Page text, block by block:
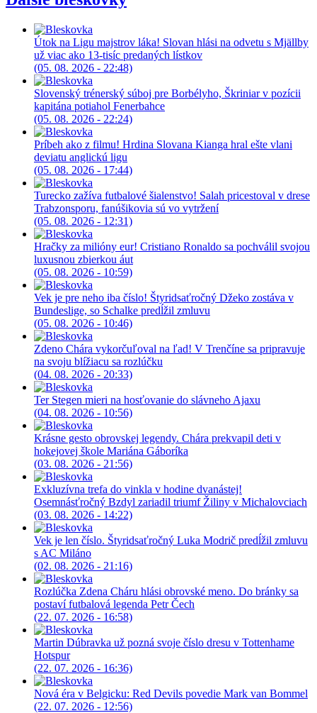
Útok na Ligu majstrov láka! Slovan hlási na odvetu s Mjällby
už viac ako 13-tisíc predaných lístkov
(05. 08. 2026 - 22:48)
Slovenský trénerský súboj pre Borbélyho, Škriniar v pozícii
kapitána potiahol Fenerbahce
(05. 08. 2026 - 22:24)
Príbeh ako z filmu! Hrdina Slovana Kianga hral ešte vlani
deviatu anglickú ligu
(05. 08. 2026 - 17:44)
Turecko zažíva futbalové šialenstvo! Salah pricestoval v drese
Trabzonsporu, fanúšikovia sú vo vytržení
(05. 08. 2026 - 12:31)
Hračky za milióny eur! Cristiano Ronaldo sa pochválil svojou
luxusnou zbierkou áut
(05. 08. 2026 - 10:59)
Vek je pre neho iba číslo! Štyridsaťročný Džeko zostáva v
Bundeslige, so Schalke predĺžil zmluvu
(05. 08. 2026 - 10:46)
Zdeno Chára vykorčuľoval na ľad! V Trenčíne sa pripravuje
na svoju blížiacu sa rozlúčku
(04. 08. 2026 - 20:33)
Ter Stegen mieri na hosťovanie do slávneho Ajaxu
(04. 08. 2026 - 10:56)
Krásne gesto obrovskej legendy. Chára prekvapil deti v
hokejovej škole Mariána Gáboríka
(03. 08. 2026 - 21:56)
Exkluzívna trefa do vinkla v hodine dvanástej!
Osemnásťročný Bzdyl zariadil triumf Žiliny v Michalovciach
(03. 08. 2026 - 14:22)
Vek je len číslo. Štyridsaťročný Luka Modrič predĺžil zmluvu
s AC Miláno
(02. 08. 2026 - 21:16)
Rozlúčka Zdena Cháru hlási obrovské meno. Do bránky sa
postaví futbalová legenda Petr Čech
(22. 07. 2026 - 16:58)
Martin Dúbravka už pozná svoje číslo dresu v Tottenhame
Hotspur
(22. 07. 2026 - 16:36)
Nová éra v Belgicku: Red Devils povedie Mark van Bommel
(22. 07. 2026 - 12:56)